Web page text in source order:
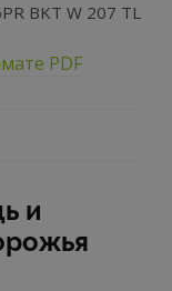
BKT W 207 TL
PDF
и